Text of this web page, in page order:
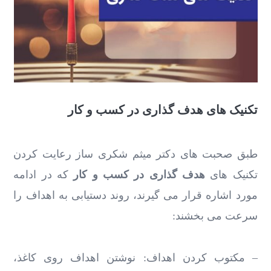
تکنیک های هدف گذاری در کسب و کار
طبق صحبت های دکتر میثم شکری ساز رعایت کردن
تکنیک های هدف گذاری در کسب و کار
که در ادامه
مورد اشاره قرار می گیرند، روند دستیابی به اهداف را
سرعت می بخشند:
– مکتوب کردن اهداف: نوشتن اهداف روی کاغذ،